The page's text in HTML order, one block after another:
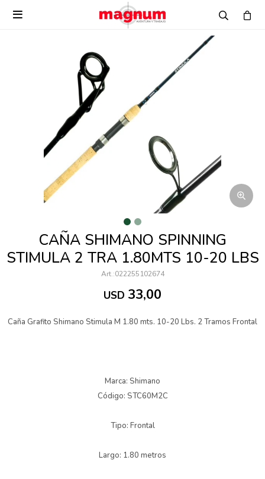

CAÑA SHIMANO SPINNING
STIMULA 2 TRA 1.80MTS 10-20 LBS
022255102674
USD 33,00
Caña Grafito Shimano Stimula M 1.80 mts. 10-20 Lbs. 2 Tramos Frontal
Marca: Shimano
Código: STC60M2C
Tipo: Frontal
Largo: 1.80 metros